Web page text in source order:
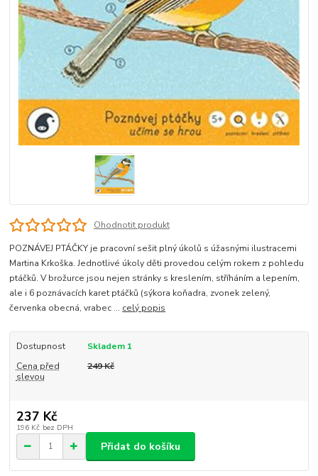
Ohodnotit produkt
POZNÁVEJ PTÁČKY je pracovní sešit plný úkolů s úžasnými ilustracemi
Martina Krkoška. Jednotlivé úkoly děti provedou celým rokem z pohledu
ptáčků. V brožurce jsou nejen stránky s kreslením, stříháním a lepením,
ale i 6 poznávacích karet ptáčků (sýkora koňadra, zvonek zelený,
červenka obecná, vrabec ... celý popis
Dostupnost
Skladem 1
Cena před
slevou
249 Kč
237 Kč
196 Kč bez DPH
Přidat do košíku